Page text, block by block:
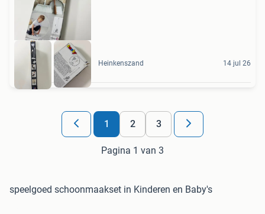
Heinkenszand 14 jul 26
1 2 3
Pagina 1 van 3
speelgoed schoonmaakset in Kinderen en Baby's